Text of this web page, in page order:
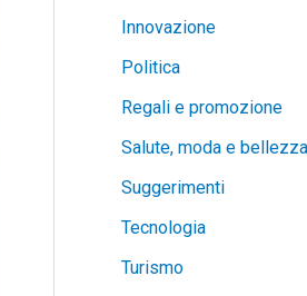
Innovazione
Politica
Regali e promozione
Salute, moda e bellezza
Suggerimenti
Tecnologia
Turismo